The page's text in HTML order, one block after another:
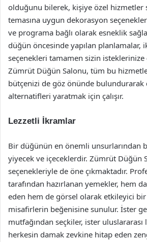
olduğunu bilerek, kişiye özel hizmetler
temasına uygun dekorasyon
ve programa bağlı olarak esneklik
düğün öncesinde yapılan planlamalar,
seçenekleri tamamen sizin isteklerinize
Zümrüt Düğün Salonu, tüm bu
bütçenizi de göz önünde bulundurarak
alternatifleri yaratmak için çalışır.
Lezzetli İkramlar
Bir düğünün en önemli unsurlarından
yiyecek ve içeceklerdir. Zümrüt Düğün
seçenekleriyle de öne çıkmaktadır.
tarafından hazırlanan yemekler, hem
eden hem de görsel olarak etkileyici
misafirlerin beğenisine sunulur. İster
mutfağından seçkiler, ister uluslararası
herkesin damak zevkine hitap eden